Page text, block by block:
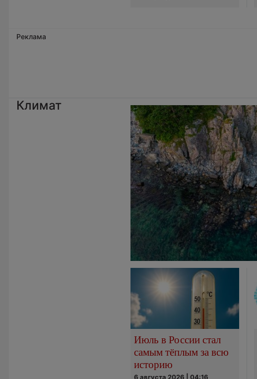
Реклама
Климат
Июль в России стал
самым тёплым за всю
историю
6 августа 2026 | 04:16